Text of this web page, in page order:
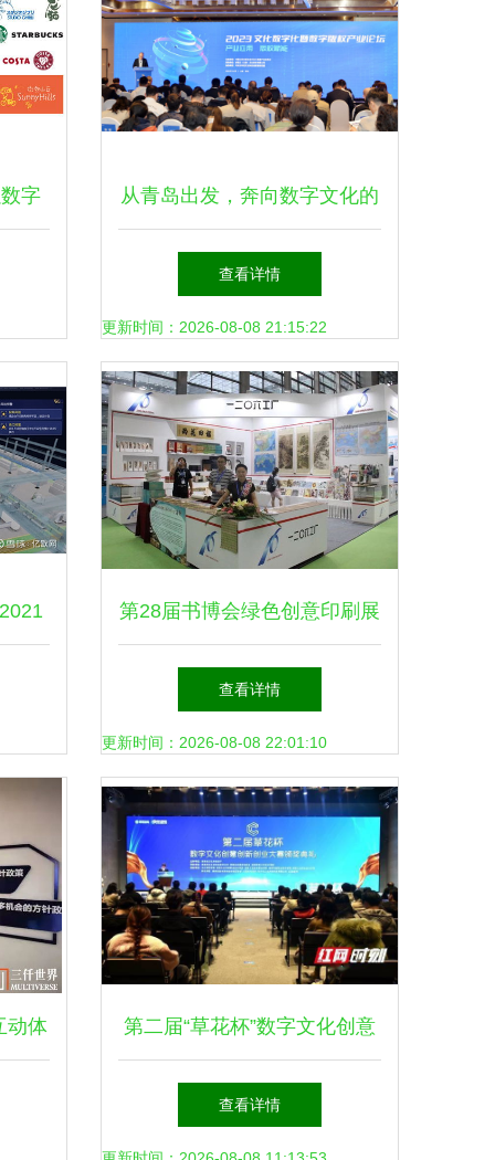
字 从青岛出发，奔向数字文化的
星辰大海——数字文化创意内
容应用服务的实践与思考
查看详情
更新时间：2026-08-08 21:15:22
第28届书博会绿色创意印刷展
区启幕，数字文化创意内容应
用服务引领潮流
查看详情
更新时间：2026-08-08 22:01:10
动体 第二届“草花杯”数字文化创意
创新创业大赛圆满落幕 引领
查看详情